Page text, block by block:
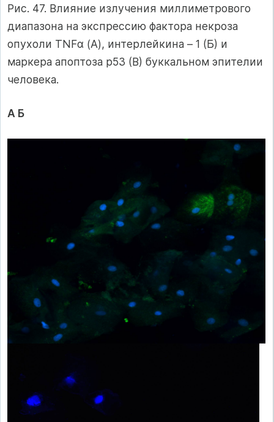
Рис. 47. Влияние излучения миллиметрового
диапазона на экспрессию фактора некроза
опухоли TNFα (А), интерлейкина – 1 (Б) и
маркера апоптоза р53 (В) буккальном эпителии
человека.
А Б